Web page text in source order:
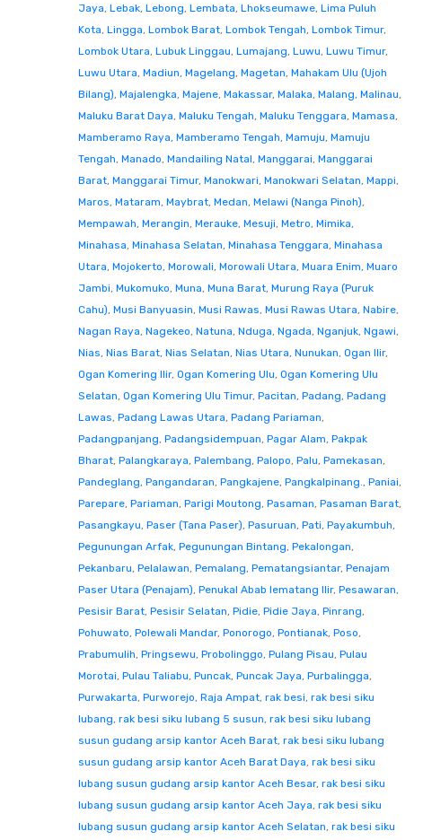
Jaya, Lebak, Lebong, Lembata, Lhokseumawe, Lima Puluh
Kota, Lingga, Lombok Barat, Lombok Tengah, Lombok Timur,
Lombok Utara, Lubuk Linggau, Lumajang, Luwu, Luwu Timur,
Luwu Utara, Madiun, Magelang, Magetan, Mahakam Ulu (Ujoh
Bilang), Majalengka, Majene, Makassar, Malaka, Malang, Malinau,
Maluku Barat Daya, Maluku Tengah, Maluku Tenggara, Mamasa,
Mamberamo Raya, Mamberamo Tengah, Mamuju, Mamuju
Tengah, Manado, Mandailing Natal, Manggarai, Manggarai
Barat, Manggarai Timur, Manokwari, Manokwari Selatan, Mappi,
Maros, Mataram, Maybrat, Medan, Melawi (Nanga Pinoh),
Mempawah, Merangin, Merauke, Mesuji, Metro, Mimika,
Minahasa, Minahasa Selatan, Minahasa Tenggara, Minahasa
Utara, Mojokerto, Morowali, Morowali Utara, Muara Enim, Muaro
Jambi, Mukomuko, Muna, Muna Barat, Murung Raya (Puruk
Cahu), Musi Banyuasin, Musi Rawas, Musi Rawas Utara, Nabire,
Nagan Raya, Nagekeo, Natuna, Nduga, Ngada, Nganjuk, Ngawi,
Nias, Nias Barat, Nias Selatan, Nias Utara, Nunukan, Ogan Ilir,
Ogan Komering Ilir, Ogan Komering Ulu, Ogan Komering Ulu
Selatan, Ogan Komering Ulu Timur, Pacitan, Padang, Padang
Lawas, Padang Lawas Utara, Padang Pariaman,
Padangpanjang, Padangsidempuan, Pagar Alam, Pakpak
Bharat, Palangkaraya, Palembang, Palopo, Palu, Pamekasan,
Pandeglang, Pangandaran, Pangkajene, Pangkalpinang., Paniai,
Parepare, Pariaman, Parigi Moutong, Pasaman, Pasaman Barat,
Pasangkayu, Paser (Tana Paser), Pasuruan, Pati, Payakumbuh,
Pegunungan Arfak, Pegunungan Bintang, Pekalongan,
Pekanbaru, Pelalawan, Pemalang, Pematangsiantar, Penajam
Paser Utara (Penajam), Penukal Abab lematang Ilir, Pesawaran,
Pesisir Barat, Pesisir Selatan, Pidie, Pidie Jaya, Pinrang,
Pohuwato, Polewali Mandar, Ponorogo, Pontianak, Poso,
Prabumulih, Pringsewu, Probolinggo, Pulang Pisau, Pulau
Morotai, Pulau Taliabu, Puncak, Puncak Jaya, Purbalingga,
Purwakarta, Purworejo, Raja Ampat, rak besi, rak besi siku
lubang, rak besi siku lubang 5 susun, rak besi siku lubang
susun gudang arsip kantor Aceh Barat, rak besi siku lubang
susun gudang arsip kantor Aceh Barat Daya, rak besi siku
lubang susun gudang arsip kantor Aceh Besar, rak besi siku
lubang susun gudang arsip kantor Aceh Jaya, rak besi siku
lubang susun gudang arsip kantor Aceh Selatan, rak besi siku